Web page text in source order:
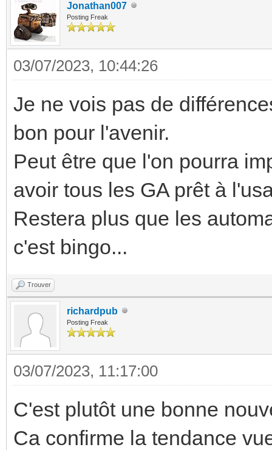
Jonathan007
Posting Freak
03/07/2023, 10:44:26
Je ne vois pas de
bon pour l'avenir.
Peut être que l'on pourra
avoir tous les GA prêt à
Restera plus que les
c'est bingo...
Trouver
richardpub
Posting Freak
03/07/2023, 11:17:00
C'est plutôt une bonne
Ca confirme la tendance